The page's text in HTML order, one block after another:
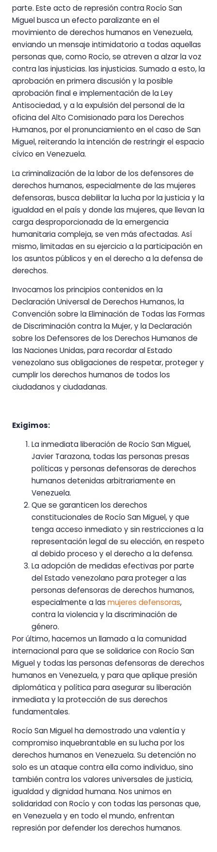
parte. Este acto de represión contra Rocío San
Miguel busca un efecto paralizante en el
movimiento de derechos humanos en Venezuela,
enviando un mensaje intimidatorio a todas aquellas
personas que, como Rocío, se atreven a alzar la voz
contra las injusticias. las injusticias. Sumado a esto, la
aprobación en primera discusión y la posible
aprobación final e implementación de la Ley
Antisociedad, y a la expulsión del personal de la
oficina del Alto Comisionado para los Derechos
Humanos, por el pronunciamiento en el caso de San
Miguel, reiterando la intención de restringir el espacio
cívico en Venezuela.
La criminalización de la labor de los defensores de
derechos humanos, especialmente de las mujeres
defensoras, busca debilitar la lucha por la justicia y la
igualdad en el país y donde las mujeres, que llevan la
carga desproporcionada de la emergencia
humanitaria compleja, se ven más afectadas. Así
mismo, limitadas en su ejercicio a la participación en
los asuntos públicos y en el derecho a la defensa de
derechos.
Invocamos los principios contenidos en la
Declaración Universal de Derechos Humanos, la
Convención sobre la Eliminación de Todas las Formas
de Discriminación contra la Mujer, y la Declaración
sobre los Defensores de los Derechos Humanos de
las Naciones Unidas, para recordar al Estado
venezolano sus obligaciones de respetar, proteger y
cumplir los derechos humanos de todos los
ciudadanos y ciudadanas.
Exigimos:
La inmediata liberación de Rocío San Miguel,
Javier Tarazona, todas las personas presas
políticas y personas defensoras de derechos
humanos detenidas arbitrariamente en
Venezuela.
Que se garanticen los derechos
constitucionales de Rocío San Miguel, y que
tenga acceso inmediato y sin restricciones a la
representación legal de su elección, en respeto
al debido proceso y el derecho a la defensa.
La adopción de medidas efectivas por parte
del Estado venezolano para proteger a las
personas defensoras de derechos humanos,
especialmente a las mujeres defensoras,
contra la violencia y la discriminación de
género.
Por último, hacemos un llamado a la comunidad
internacional para que se solidarice con Rocío San
Miguel y todas las personas defensoras de derechos
humanos en Venezuela, y para que aplique presión
diplomática y política para asegurar su liberación
inmediata y la protección de sus derechos
fundamentales.
Rocío San Miguel ha demostrado una valentía y
compromiso inquebrantable en su lucha por los
derechos humanos en Venezuela. Su detención no
solo es un ataque contra ella como individuo, sino
también contra los valores universales de justicia,
igualdad y dignidad humana. Nos unimos en
solidaridad con Rocío y con todas las personas que,
en Venezuela y en todo el mundo, enfrentan
represión por defender los derechos humanos.